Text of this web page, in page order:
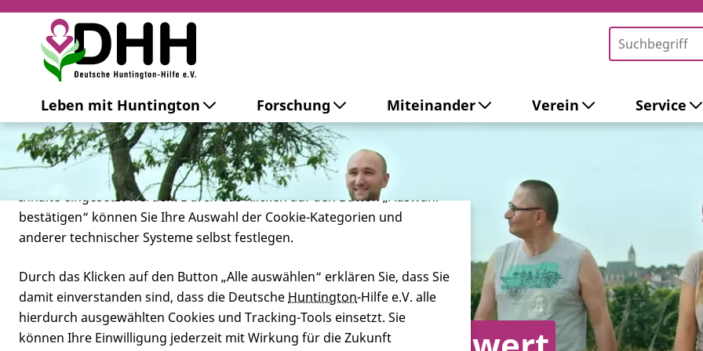
Leben mit Huntington Forschung Miteinander Verein Service
Cookie-Einstellungen
Diese Webseite setzt verschiedene Cookies und Tracking-Tools ein. Dies
beinhaltet Cookies und Tracking-Tools, die für den Betrieb der Webseite
technisch notwendig sind, die zu statistischen Zwecken sowie zur
besseren Bedienbarkeit der Webseite und zur Anzeige personalisierter
Inhalte eingesetzt werden. Durch das Klicken auf den Button „Auswahl
bestätigen“ können Sie Ihre Auswahl der Cookie-Kategorien und
anderer technischer Systeme selbst festlegen.
Durch das Klicken auf den Button „Alle auswählen“ erklären Sie, dass Sie
damit einverstanden sind, dass die DeutscheHuntington-Hilfe e.V. alle
hierdurch ausgewählten Cookies und Tracking-Tools einsetzt. Sie
können Ihre Einwilligung jederzeit mit Wirkung für die Zukunft